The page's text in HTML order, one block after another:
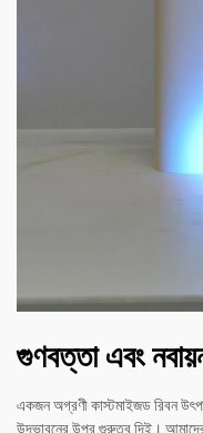
গুণবত্তা এবং
একজন অগ্রণী কাস্টমাইজড রিবন
উদ্ভাবনের উপর গুরুত্ব দিই। আমাদের